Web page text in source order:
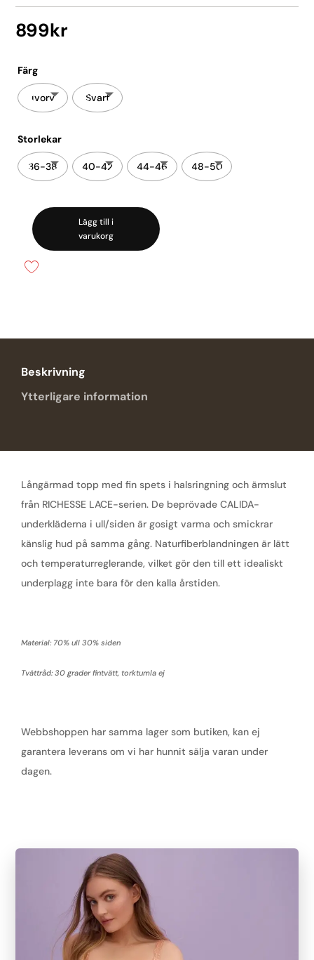
899kr
Färg
ivory Svart
Storlekar
36-38 40-42 44-46 48-50
Ull/silke
Långärmad
spets
Lägg till i
varukorg
Beskrivning
Ytterligare information
Långärmad topp med fin spets i halsringning och ärmslut
från RICHESSE LACE-serien. De beprövade CALIDA-
underkläderna i ull/siden är gosigt varma och smickrar
känslig hud på samma gång. Naturfiberblandningen är lätt
och temperaturreglerande, vilket gör den till ett idealiskt
underplagg inte bara för den kalla årstiden.
Material: 70% ull 30% siden
Tvättråd: 30 grader fintvätt, torktumla ej
Webbshoppen har samma lager som butiken, kan ej
garantera leverans om vi har hunnit sälja varan under
dagen.